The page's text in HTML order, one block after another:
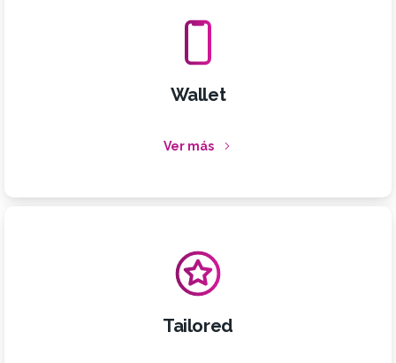
Wallet
Ver más
Tailored